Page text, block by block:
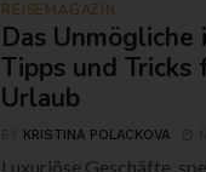
REISEMAGAZIN
Das Unmögliche
Tipps und
Urlaub
KRISTINA POLACKOVA
Luxuriöse Geschäfte,